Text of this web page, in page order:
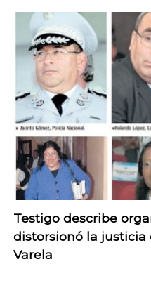
Testigo describe
distorsionó la
Varela